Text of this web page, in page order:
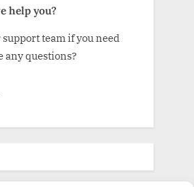
help you?
team if you need
any questions?